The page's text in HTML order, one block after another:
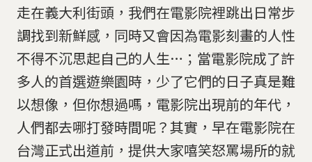
走在義大利街頭，我們在電影院裡跳出日常步
調找到新鮮感，同時又會因為電影刻畫的人性
不得不沉思起自己的人生…；當電影院成了許
多人的首選遊樂園時，少了它們的日子真是難
以想像，但你想過嗎，電影院出現前的年代，
人們都去哪打發時間呢？其實，早在電影院在
台灣正式出道前，提供大家嘻笑怒罵場所的就